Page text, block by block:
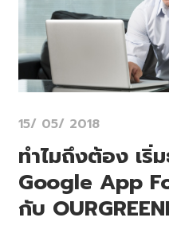
15/ 05/ 2018
ทำไมถึงต้อง เริ่
Google App
กับ